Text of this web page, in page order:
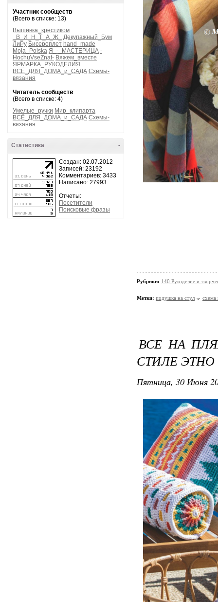
Участник сообществ
(Всего в списке: 13)
Вышивка_крестиком
_В_И_Н_Т_А_Ж_
Декупажный_Бум
ЛиРу Бисероплет hand_made
Moja_Polska Я_-_МАСТЕРИЦА -
HochuVseZnat- Вяжем_вместе
ЯРМАРКА_РУКОДЕЛИЯ
ВСЁ_ДЛЯ_ДОМА_и_САДА Схемы-
вязания
Читатель сообществ
(Всего в списке: 4)
Умелые_ручки Мир_клипарта
ВСЁ_ДЛЯ_ДОМА_и_САДА Схемы-
вязания
-
Статистика
Создан: 02.07.2012
Записей: 23192
Комментариев: 3433
Написано: 27993
Отчеты:
Посетители
Поисковые фразы
Рубрики: 140 Рукоделие и
Метки: подушка на стул схема
ВСЕ НА
СТИЛЕ
Пятница, 30 Июня